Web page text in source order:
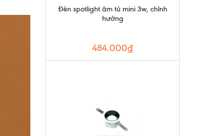
Đèn spotlight âm tủ mini 3w, chỉnh
hướng
484.000₫